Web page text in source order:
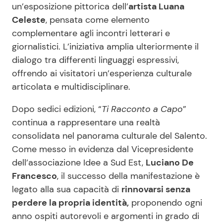
un’esposizione pittorica dell’artista Luana
Celeste, pensata come elemento
complementare agli incontri letterari e
giornalistici. L’iniziativa amplia ulteriormente il
dialogo tra differenti linguaggi espressivi,
offrendo ai visitatori un’esperienza culturale
articolata e multidisciplinare.
Dopo sedici edizioni, “Ti Racconto a Capo”
continua a rappresentare una realtà
consolidata nel panorama culturale del Salento.
Come messo in evidenza dal Vicepresidente
dell’associazione Idee a Sud Est, Luciano De
Francesco, il successo della manifestazione è
legato alla sua capacità di rinnovarsi senza
perdere la propria identità, proponendo ogni
anno ospiti autorevoli e argomenti in grado di